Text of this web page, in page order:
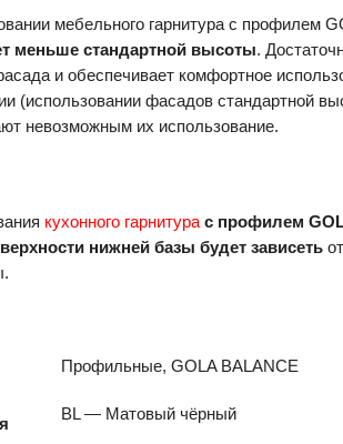
мебельного гарнитура с профилем
меньше стандартной высоты.
и обеспечивает комфортное
(использовании фасадов стандартной
невозможным их использование.
кухонного гарнитура с профилем
нижней базы будет зависеть
Профильные, GOLA BALANCE
BL — Матовый чёрный